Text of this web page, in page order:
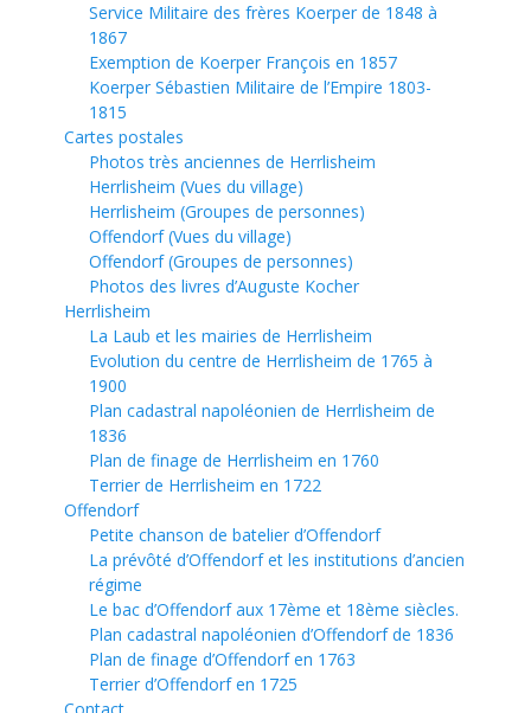
Service Militaire des frères Koerper de 1848 à
1867
Exemption de Koerper François en 1857
Koerper Sébastien Militaire de l’Empire 1803-
1815
Cartes postales
Photos très anciennes de Herrlisheim
Herrlisheim (Vues du village)
Herrlisheim (Groupes de personnes)
Offendorf (Vues du village)
Offendorf (Groupes de personnes)
Photos des livres d’Auguste Kocher
Herrlisheim
La Laub et les mairies de Herrlisheim
Evolution du centre de Herrlisheim de 1765 à
1900
Plan cadastral napoléonien de Herrlisheim de
1836
Plan de finage de Herrlisheim en 1760
Terrier de Herrlisheim en 1722
Offendorf
Petite chanson de batelier d’Offendorf
La prévôté d’Offendorf et les institutions d’ancien
régime
Le bac d’Offendorf aux 17ème et 18ème siècles.
Plan cadastral napoléonien d’Offendorf de 1836
Plan de finage d’Offendorf en 1763
Terrier d’Offendorf en 1725